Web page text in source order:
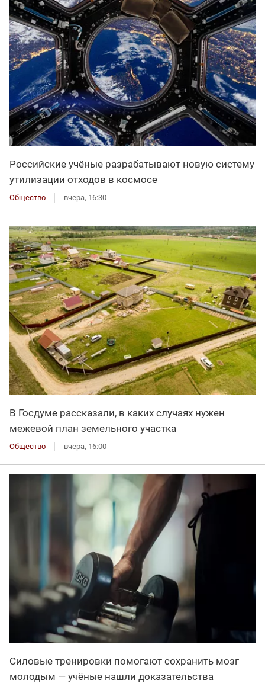
Российские учёные разрабатывают новую систему
утилизации отходов в космосе
Общество вчера, 16:30
В Госдуме рассказали, в каких случаях нужен
межевой план земельного участка
Общество вчера, 16:00
Силовые тренировки помогают сохранить мозг
молодым — учёные нашли доказательства